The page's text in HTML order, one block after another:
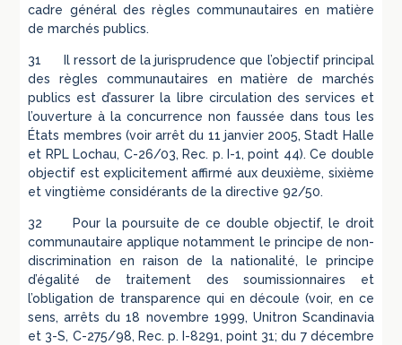
cadre général des règles communautaires en matière
de marchés publics.
31 Il ressort de la jurisprudence que l’objectif principal
des règles communautaires en matière de marchés
publics est d’assurer la libre circulation des services et
l’ouverture à la concurrence non faussée dans tous les
États membres (voir arrêt du 11 janvier 2005, Stadt Halle
et RPL Lochau, C-26/03, Rec. p. I-1, point 44). Ce double
objectif est explicitement affirmé aux deuxième, sixième
et vingtième considérants de la directive 92/50.
32 Pour la poursuite de ce double objectif, le droit
communautaire applique notamment le principe de non-
discrimination en raison de la nationalité, le principe
d’égalité de traitement des soumissionnaires et
l’obligation de transparence qui en découle (voir, en ce
sens, arrêts du 18 novembre 1999, Unitron Scandinavia
et 3-S, C-275/98, Rec. p. I-8291, point 31; du 7 décembre